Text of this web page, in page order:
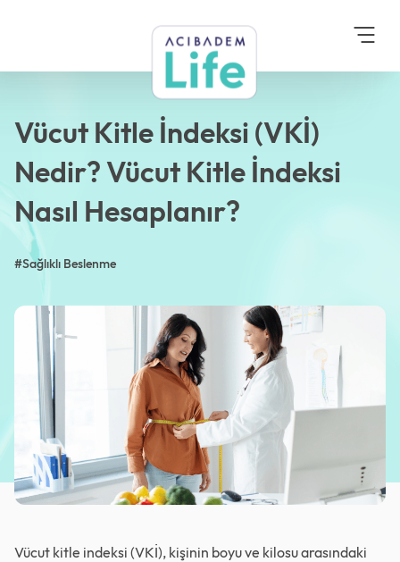
Sağlıklı Beslenme
Nedir? Vücut Kitle
İndeksi Nasıl
Vücut Kitle İndeksi (VKİ)
Nedir? Vücut Kitle İndeksi
Nasıl Hesaplanır?
#Sağlıklı Beslenme
Vücut kitle indeksi (VKİ), kişinin boyu ve kilosu arasındaki